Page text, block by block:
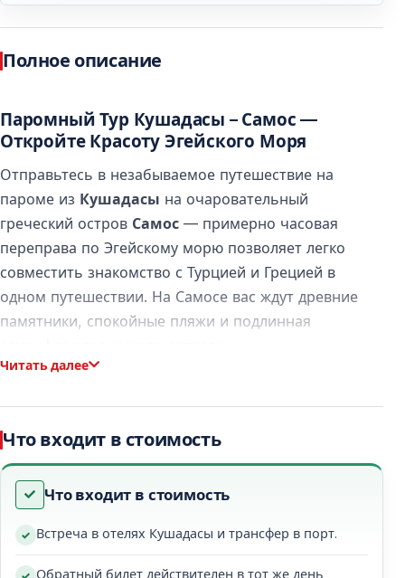
Полное описание
Паромный Тур Кушадасы – Самос —
Откройте Красоту Эгейского Моря
Отправьтесь в незабываемое путешествие на
пароме из Кушадасы на очаровательный
греческий остров Самос — примерно часовая
переправа по Эгейскому морю позволяет легко
совместить знакомство с Турцией и Грецией в
одном путешествии. На Самосе вас ждут древние
памятники, спокойные пляжи и подлинная
совместить историю, природу и расслабленный
отдых.
Паромная Переправа из Кушадасы на
Самос
Читать далее
Что входит в стоимость
Что входит в стоимость
Встреча в отелях Кушадасы и трансфер в порт.
Обратный билет действителен в тот же день